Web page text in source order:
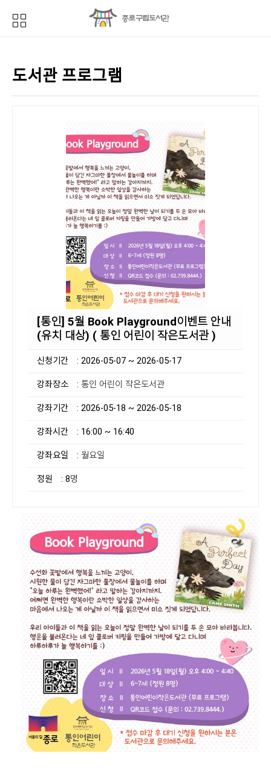
도서관 프로그램
[통인] 5월 Book Playground이벤트 안내
(유치 대상) ( 통인 어린이 작은도서관 )
신청기간 : 2026-05-07 ~ 2026-05-17
강좌장소 : 통인 어린이 작은도서관
강좌기간 : 2026-05-18 ~ 2026-05-18
강좌시간 : 16:00 ~ 16:40
강좌요일 : 월요일
정원 : 8명